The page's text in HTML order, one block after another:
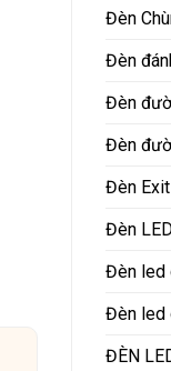
Đèn
Đèn
Đèn
Đèn
Đèn
Đèn
Đèn led
Đèn led
ĐÈN